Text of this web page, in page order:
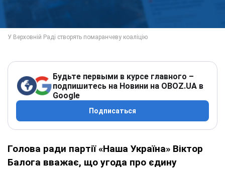
Будьте первыми в курсе главного –
подпишитесь на Новини на OBOZ.UA в
Google
Подписаться
Голова ради партії «Наша Україна» Віктор
Балога вважає, що угода про єдину